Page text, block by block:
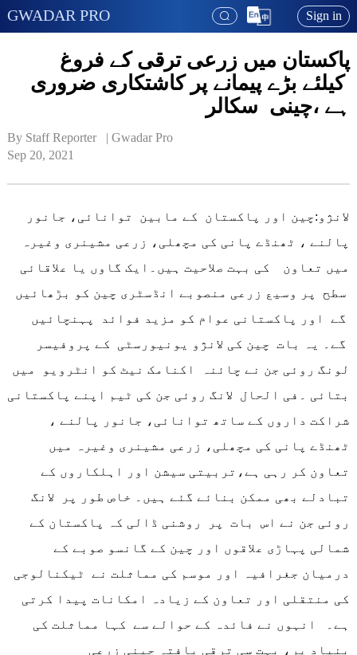
GWADAR PRO Sign in
پاکستان میں زرعی ترقی کے فروغ
کیلئے بڑے پیمانے پر کاشتکاری ضروری
ہے ،چینی سکالر
By Staff Reporter   | Gwadar Pro
Sep 20, 2021
لانژو:چین اور پاکستان کے مابین توانائی، جانور
پالنے ، ٹھنڈے پانی کی مچھلی، زرعی مشینری وغیرہ
میں تعاون کی بہت صلاحیت ہیں۔ایک گاوں یا علاقائی
سطح پر وسیع زرعی منصوبے انڈسٹری چین کو بڑھائیں
گے اور پاکستانی عوام کو مزید فوائد پہنچائیں
گے۔ یہ بات چین کی لانژو یونیورسٹی کے پروفیسر
لونگ روئی جن نے چائنہ اکنامک نیٹ کو انٹرویو میں
بتائی ۔فی الحال لانگ روئی جن کی ٹیم اپنے پاکستانی
شراکت داروں کے ساتھ توانائی، جانور پالنے ،
ٹھنڈے پانی کی مچھلی، زرعی مشینری وغیرہ میں
تعاون کر رہی ہے،تربیتی سیشن اور اہلکاروں کے
تبادلے بھی ممکن بنائے گئے ہیں۔ خاص طور پر لانگ
روئی جن نے اس بات پر روشنی ڈالی کہ پاکستان کے
شمالی پہاڑی علاقوں اور چین کے گانسو صوبے کے
درمیان جغرافیہ اور موسم کی مماثلت نے ٹیکنالوجی
کی منتقلی اور تعاون کے زیادہ امکانات پیدا کرتی
ہے۔ انہوں نے فائدہ کے حوالے سے کہا مماثلت کی
بنیاد پر، بہت سی ترقی یافتہ چینی زرعی